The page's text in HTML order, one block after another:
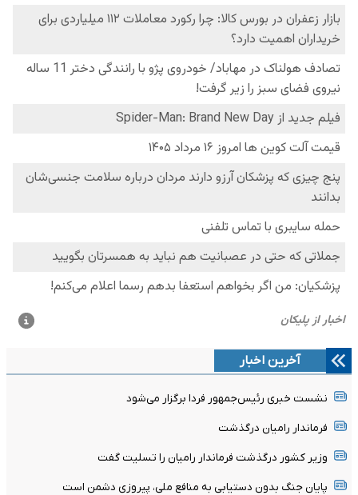
آخرین اخبار
نشست خبری رئیس‌جمهور فردا برگزار می‌شود
فرماندار رامیان درگذشت
وزیر کشور درگذشت فرماندار رامیان را تسلیت گفت
پایان جنگ بدون دستیابی به منافع ملی، پیروزی دشمن است